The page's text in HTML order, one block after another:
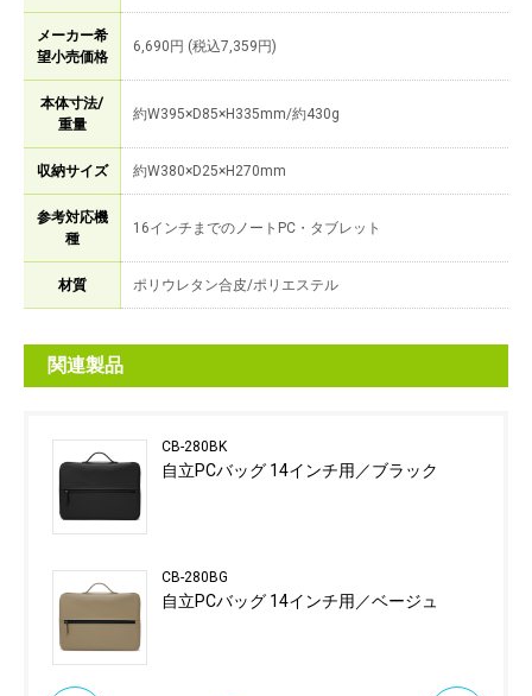
メーカー希
望小売価格
6,690円 (税込7,359円)
本体寸法/
重量
約W395×D85×H335mm/約430g
収納サイズ 約W380×D25×H270mm
参考対応機
種
16インチまでのノートPC・タブレット
材質 ポリウレタン合皮/ポリエステル
関連製品
CB-280BK
自立PCバッグ 14インチ用／ブラック
CB-280BG
自立PCバッグ 14インチ用／ベージュ